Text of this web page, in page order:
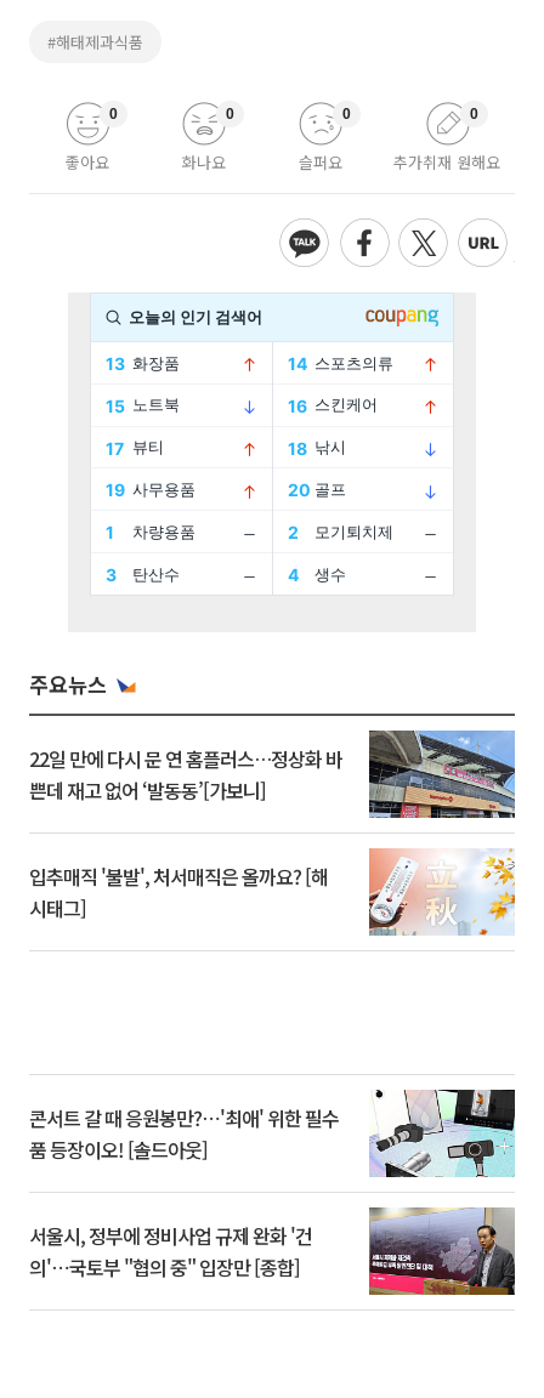
#해태제과식품
좋아요
0
화나요
0
슬퍼요
0
추가취재 원해요
0
주요뉴스
22일 만에 다시 문 연 홈플러스…정상화 바
쁜데 재고 없어 ‘발동동’[가보니]
입추매직 '불발', 처서매직은 올까요? [해
시태그]
콘서트 갈 때 응원봉만?⋯'최애' 위한 필수
품 등장이오! [솔드아웃]
서울시, 정부에 정비사업 규제 완화 '건
의'⋯국토부 "협의 중" 입장만 [종합]